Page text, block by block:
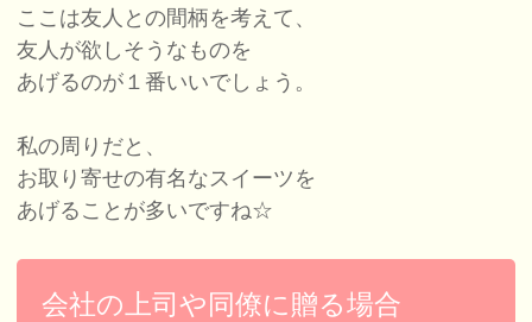
ここは友人との間柄を考えて、
友人が欲しそうなものを
あげるのが１番いいでしょう。
私の周りだと、
お取り寄せの有名なスイーツを
あげることが多いですね☆
会社の上司や同僚に贈る場合